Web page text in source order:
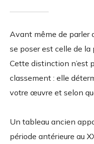
Avant même de parler
se poser est celle de la
Cette distinction n’est
classement : elle
votre œuvre et selon
Un tableau ancien
période antérieure au